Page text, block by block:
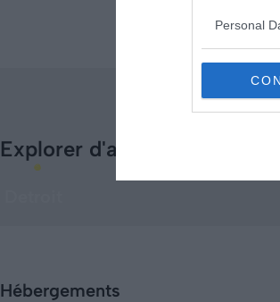
Personal
Explorer d'autres
Hébergements